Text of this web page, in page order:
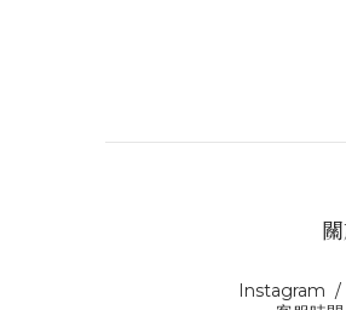
Instagram /